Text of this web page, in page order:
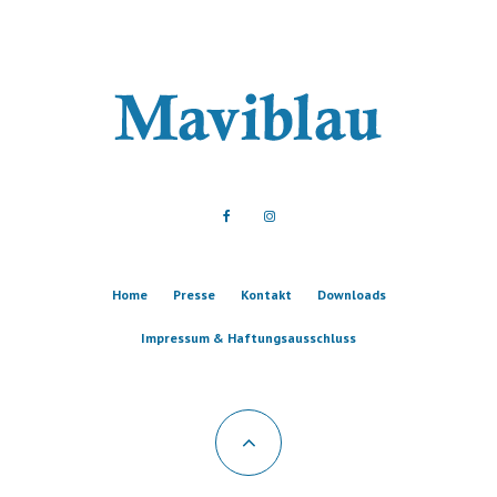
Home Presse Kontakt Downloads
Impressum & Haftungsausschluss